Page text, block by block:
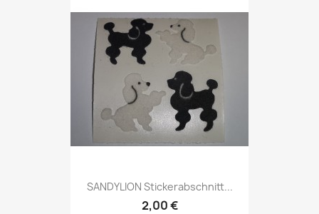
SANDYLION Stickerabschnitt...
2,00 €